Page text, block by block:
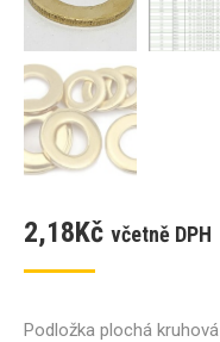
2,18Kč včetně DPH
Podložka plochá